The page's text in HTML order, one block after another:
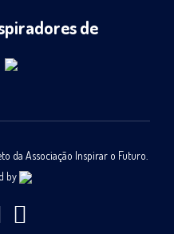
de
da Associação Inspirar o Futuro.
by